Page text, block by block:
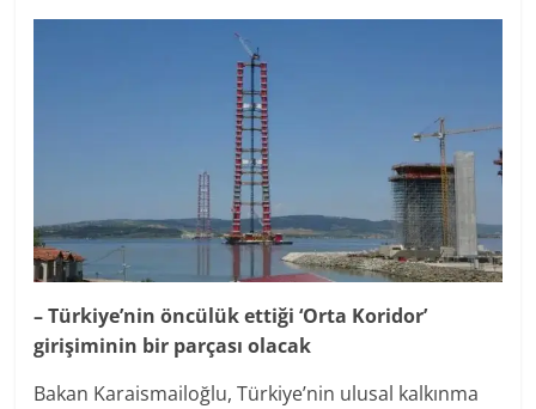
– Türkiye’nin öncülük ettiği ‘Orta Koridor’
girişiminin bir parçası olacak
Bakan Karaismailoğlu, Türkiye’nin ulusal kalkınma